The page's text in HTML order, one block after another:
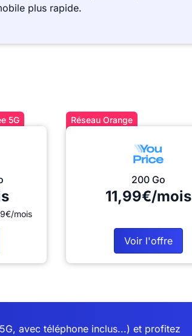
plus rapide.
5G
mois
Réseau Orange
200 Go
11,99€/mois
Voir l'offre
avec téléphone inclus...) et profitez